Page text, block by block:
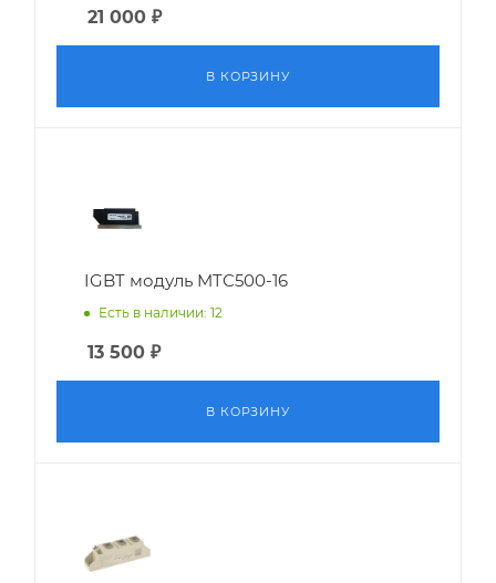
21 000 ₽
В КОРЗИНУ
IGBT модуль MTC500-16
Есть в наличии: 12
13 500 ₽
В КОРЗИНУ